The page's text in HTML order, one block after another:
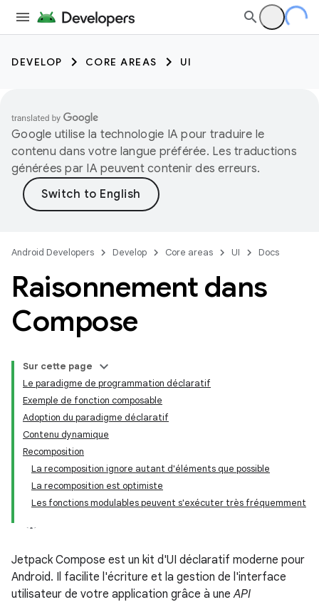
DEVELOP CORE AREAS UI
Google utilise la technologie IA pour traduire le
contenu dans votre langue préférée. Les traductions
générées par IA peuvent contenir des erreurs.
Android Developers Develop Core areas UI Docs
Raisonnement dans
Compose
Sur cette page
Le paradigme de programmation déclaratif
Exemple de fonction composable
Adoption du paradigme déclaratif
Contenu dynamique
Recomposition
La recomposition ignore autant d'éléments que possible
La recomposition est optimiste
Les fonctions modulables peuvent s'exécuter très fréquemment
Jetpack Compose est un kit d'UI déclaratif moderne pour
Android. Il facilite l'écriture et la gestion de l'interface
utilisateur de votre application grâce à uneAPI